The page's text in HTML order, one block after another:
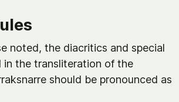
noted, the diacritics and special
in the transliteration of the
should be pronounced as